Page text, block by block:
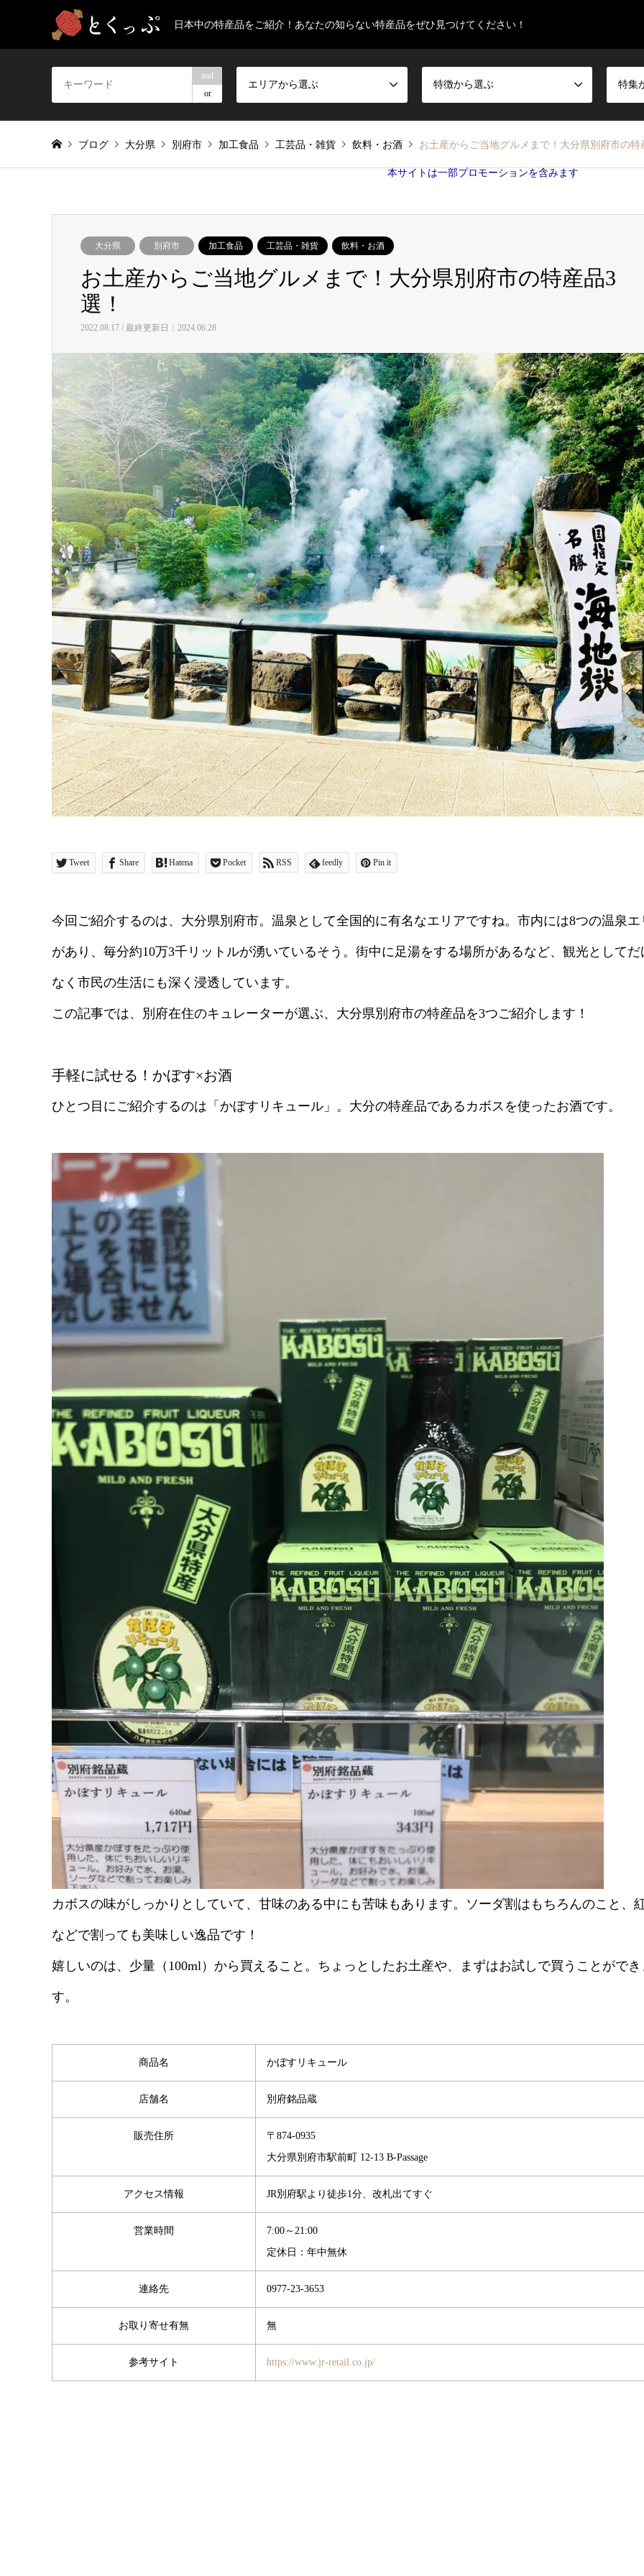
日本中の特産品をご紹介！あなたの知らない特産品をぜひ見つけてください！
and
or
エリアから選ぶ 特徴から選ぶ 特集
ブログ 大分県 別府市 加工食品 工芸品・雑貨 飲料・お酒 お土産からご当地グルメまで！大分県別府市の特
本サイトは一部プロモーションを含みます
大分県 別府市 加工食品 工芸品・雑貨 飲料・お酒
お土産からご当地グルメまで！大分県別府市の特産品3
選！
2022.08.17 / 最終更新日：2024.06.28
Tweet Share Hatena Pocket RSS feedly Pin it
今回ご紹介するのは、大分県別府市。温泉として全国的に有名なエリアですね。市内には8つの温泉エ
があり、毎分約10万3千リットルが湧いているそう。街中に足湯をする場所があるなど、観光としてだ
なく市民の生活にも深く浸透しています。
この記事では、別府在住のキュレーターが選ぶ、大分県別府市の特産品を3つご紹介します！
手軽に試せる！かぼす×お酒
ひとつ目にご紹介するのは「かぼすリキュール」。大分の特産品であるカボスを使ったお酒です。
カボスの味がしっかりとしていて、甘味のある中にも苦味もあります。ソーダ割はもちろんのこと、
などで割っても美味しい逸品です！
嬉しいのは、少量（100ml）から買えること。ちょっとしたお土産や、まずはお試しで買うことができ
す。
商品名 かぼすリキュール
店舗名 別府銘品蔵
販売住所
〒874-0935
大分県別府市駅前町 12-13 B-Passage
アクセス情報 JR別府駅より徒歩1分、改札出てすぐ
営業時間
7:00～21:00
定休日：年中無休
連絡先 0977-23-3653
お取り寄せ有無 無
参考サイト https://www.jr-retail.co.jp/